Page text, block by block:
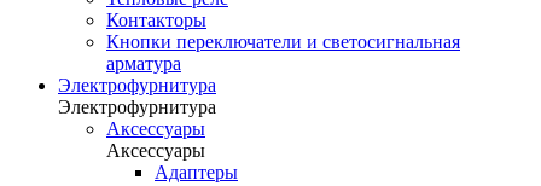
Контакторы
Кнопки переключатели и светосигнальная
арматура
Электрофурнитура
Электрофурнитура
Аксессуары
Аксессуары
Адаптеры